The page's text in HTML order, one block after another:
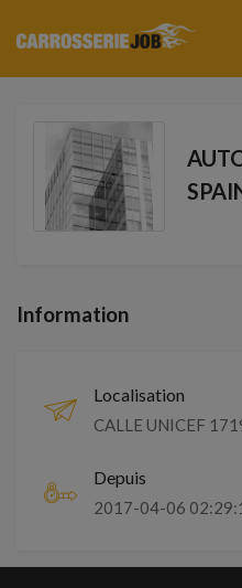
Information
Localisation
CALLE UNICEF
Depuis
2017-04-06